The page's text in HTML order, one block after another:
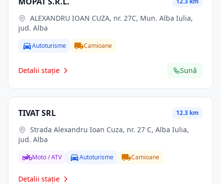
jud. Alba
Autoturisme Camioane
Detalii stație Sună
TIVAT SRL 12.3 km
jud. Alba
Moto / ATV Autoturisme Camioane
Detalii stație